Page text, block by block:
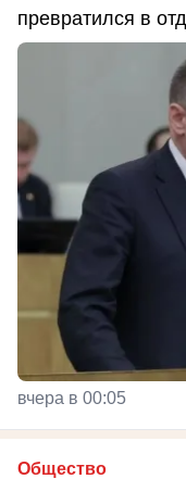
превратился в
вчера в 00:05
Общество